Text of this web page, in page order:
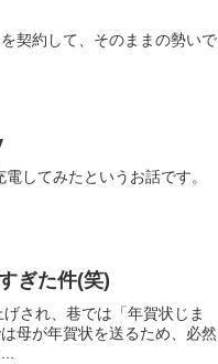
契約して、そのままの勢いで
してみたというお話です。
ぎた件(笑)
され、巷では「年賀状じま
母が年賀状を送るため、必然